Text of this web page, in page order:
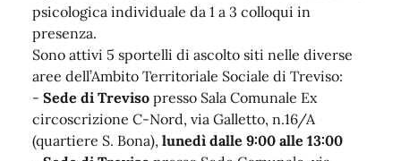
psicologica individuale da 1 a 3 colloqui in
presenza.
Sono attivi 5 sportelli di ascolto siti nelle diverse
aree dell’Ambito Territoriale Sociale di Treviso:
- Sede di Treviso presso Sala Comunale Ex
circoscrizione C-Nord, via Galletto, n.16/A
(quartiere S. Bona), lunedì dalle 9:00 alle 13:00